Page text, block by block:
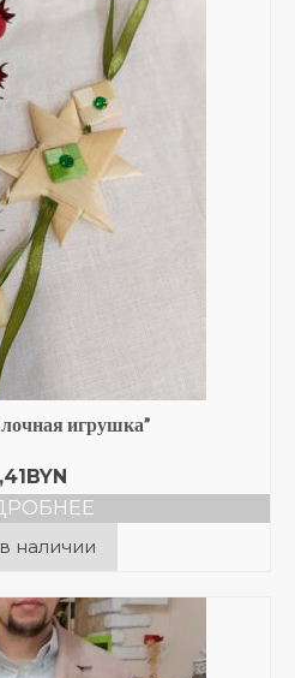
игрушка”
BYN
наличии